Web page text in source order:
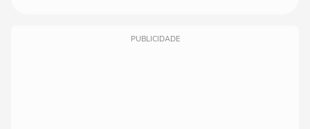
PUBLICIDADE